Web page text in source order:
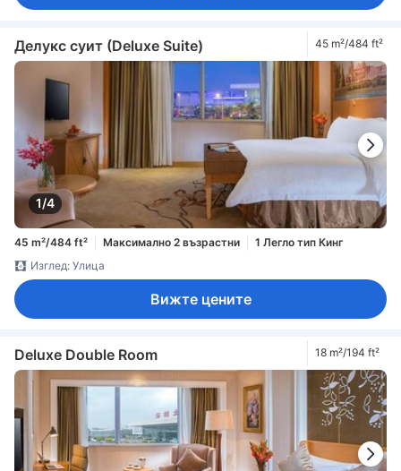
Делукс суит (Deluxe Suite) 45 m²/484 ft²
1/4
45 m²/484 ft² Максимално 2 възрастни
1 Легло тип Кинг
Изглед: Улица
Вижте цените
Deluxe Double Room 18 m²/194 ft²